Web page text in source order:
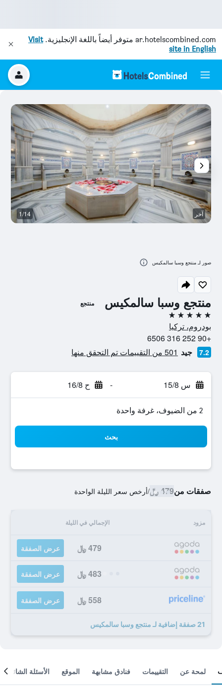
ar.hotelscombined.com متوفر أيضاً باللغة الإنجليزية.Visit
site in English
منتجع وسبا سالمكيس منتجع
5 نجوم
بودروم، تركيا
+90 252 316 6506
7.2 جيد 501 من التقييمات تم التحقق منها
س 15/8 - ح 16/8
2 من الضيوف، غرفة واحدة
بحث
صفقات من479 ﷼ /أرخص سعر الليلة الواحدة
مزود الإجمالي في الليلة
479 ﷼ عرض الصفقة
483 ﷼ عرض الصفقة
558 ﷼ عرض الصفقة
21 صفقة إضافية لـ منتجع وسبا سالمكيس
آخر 1/14
صور لـ منتجع وسبا سالمكيس
لمحة عن التقييمات فنادق مشابهة الموقع الأسئلة الشائعة